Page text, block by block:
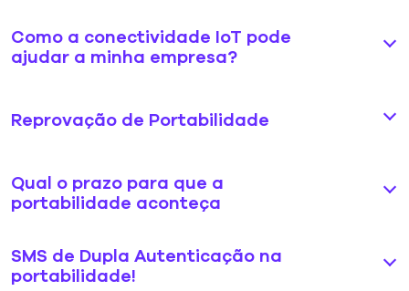
Como a conectividade IoT pode
ajudar a minha empresa?
Reprovação de Portabilidade
Qual o prazo para que a
portabilidade aconteça
SMS de Dupla Autenticação na
portabilidade!